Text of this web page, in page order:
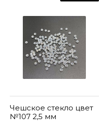
Чешское стекло цвет
№107 2,5 мм